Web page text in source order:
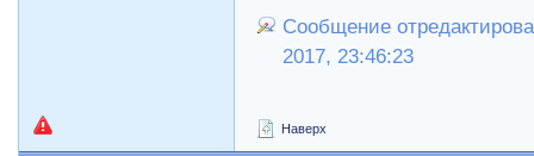
Сообщение
2017, 23:46:23
Наверх